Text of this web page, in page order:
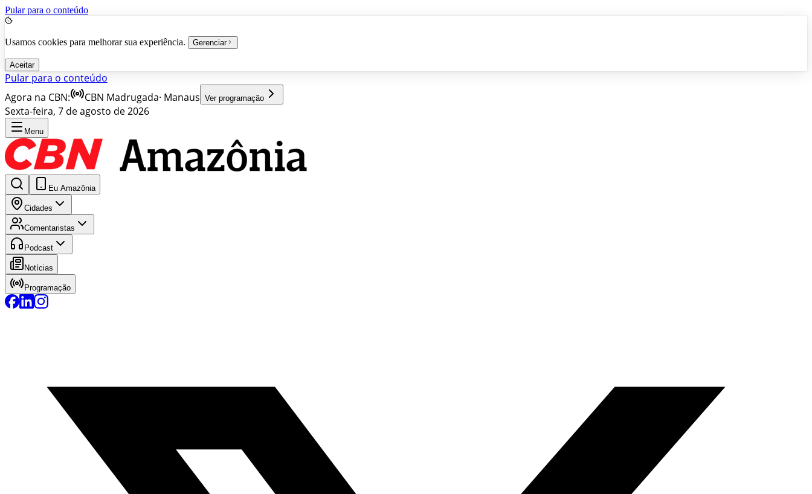
Pular para o conteúdo
Usamos cookies para melhorar sua experiência. Gerenciar
Aceitar
Pular para o conteúdo
Agora na CBN:
CBN Madrugada· Manaus Ver programação
Sexta-feira, 7 de agosto de 2026
Menu
Eu Amazônia
Cidades
Comentaristas
Podcast
Notícias
Programação